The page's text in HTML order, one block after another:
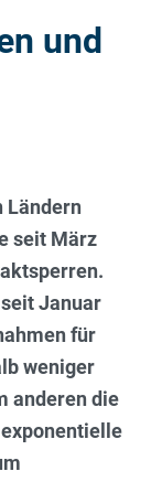
und
Ländern
seit März
Januar
für
weniger
anderen die